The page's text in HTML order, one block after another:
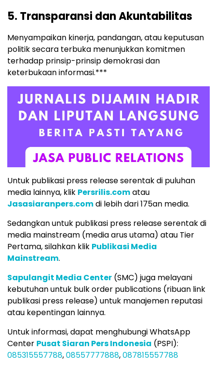
5. Transparansi dan Akuntabilitas
Menyampaikan kinerja, pandangan, atau keputusan
politik secara terbuka menunjukkan komitmen
terhadap prinsip-prinsip demokrasi dan
keterbukaan informasi.***
Untuk publikasi press release serentak di puluhan
media lainnya, klik Persrilis.comatau
Jasasiaranpers.comdi lebih dari 175an media.
Sedangkan untuk publikasi press release serentak di
media mainstream (media arus utama) atau Tier
Pertama, silahkan klik Publikasi Media
Mainstream.
Sapulangit Media Center (SMC) juga melayani
kebutuhan untuk bulk order publications (ribuan link
publikasi press release) untuk manajemen reputasi
atau kepentingan lainnya.
Untuk informasi, dapat menghubungi WhatsApp
Center Pusat Siaran Pers Indonesia (PSPI):
085315557788,08557777888,087815557788